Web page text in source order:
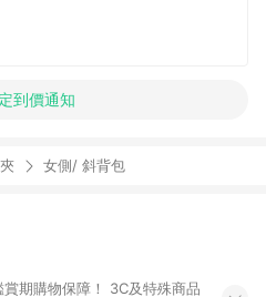
到價通知
女側/ 斜背包
期購物保障！ 3C及特殊商品